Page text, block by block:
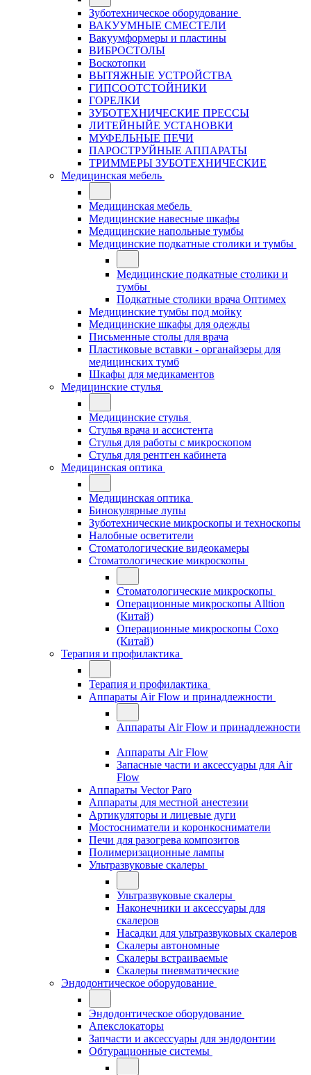
Зуботехническое оборудование
ВАКУУМНЫЕ СМЕСТЕЛИ
Вакуумформеры и пластины
ВИБРОСТОЛЫ
Воскотопки
ВЫТЯЖНЫЕ УСТРОЙСТВА
ГИПСООТСТОЙНИКИ
ГОРЕЛКИ
ЗУБОТЕХНИЧЕСКИЕ ПРЕССЫ
ЛИТЕЙНЫЙЕ УСТАНОВКИ
МУФЕЛЬНЫЕ ПЕЧИ
ПАРОСТРУЙНЫЕ АППАРАТЫ
ТРИММЕРЫ ЗУБОТЕХНИЧЕСКИЕ
Медицинская мебель
Медицинская мебель
Медицинские навесные шкафы
Медицинские напольные тумбы
Медицинские подкатные столики и тумбы
Медицинские подкатные столики и
тумбы
Подкатные столики врача Оптимех
Медицинские тумбы под мойку
Медицинские шкафы для одежды
Письменные столы для врача
Пластиковые вставки - органайзеры для
медицинских тумб
Шкафы для медикаментов
Медицинские стулья
Медицинские стулья
Стулья врача и ассистента
Стулья для работы с микроскопом
Стулья для рентген кабинета
Медицинская оптика
Медицинская оптика
Бинокулярные лупы
Зуботехнические микроскопы и техноскопы
Налобные осветители
Стоматологические видеокамеры
Стоматологические микроскопы
Стоматологические микроскопы
Операционные микроскопы Alltion
(Китай)
Операционные микроскопы Coxo
(Китай)
Терапия и профилактика
Терапия и профилактика
Аппараты Air Flow и принадлежности
Аппараты Air Flow и принадлежности
Аппараты Air Flow
Запасные части и аксессуары для Air
Flow
Аппараты Vector Paro
Аппараты для местной анестезии
Артикуляторы и лицевые дуги
Мостосниматели и коронкосниматели
Печи для разогрева композитов
Полимеризационные лампы
Ультразвуковые скалеры
Ультразвуковые скалеры
Наконечники и аксессуары для
скалеров
Насадки для ультразвуковых скалеров
Скалеры автономные
Скалеры встраиваемые
Скалеры пневматические
Эндодонтическое оборудование
Эндодонтическое оборудование
Апекслокаторы
Запчасти и аксессуары для эндодонтии
Обтурационные системы